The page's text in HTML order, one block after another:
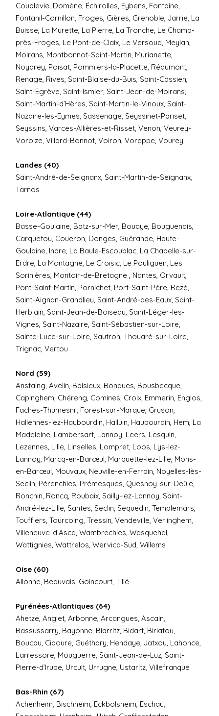
Coublevie, Domène, Échirolles, Eybens, Fontaine,
Fontanil-Cornillon, Froges, Gières, Grenoble, Jarrie, La
Buisse, La Murette, La Pierre, La Tronche, Le Champ-
près-Froges, Le Pont-de-Claix, Le Versoud, Meylan,
Moirans, Montbonnot-Saint-Martin, Murianette,
Noyarey, Poisat, Pommiers-la-Placette, Réaumont,
Renage, Rives, Saint-Blaise-du-Buis, Saint-Cassien,
Saint-Égrève, Saint-Ismier, Saint-Jean-de-Moirans,
Saint-Martin-d’Hères, Saint-Martin-le-Vinoux, Saint-
Nazaire-les-Eymes, Sassenage, Seyssinet-Pariset,
Seyssins, Varces-Allières-et-Risset, Venon, Veurey-
Voroize, Villard-Bonnot, Voiron, Voreppe, Vourey
Landes (40)
Saint-André-de-Seignanx, Saint-Martin-de-Seignanx,
Tarnos
Loire-Atlantique (44)
Basse-Goulaine, Batz-sur-Mer, Bouaye, Bouguenais,
Carquefou, Couëron, Donges, Guérande, Haute-
Goulaine, Indre, La Baule-Escoublac, La Chapelle-sur-
Erdre, La Montagne, Le Croisic, Le Pouliguen, Les
Sorinières, Montoir-de-Bretagne , Nantes, Orvault,
Pont-Saint-Martin, Pornichet, Port-Saint-Père, Rezé,
Saint-Aignan-Grandlieu, Saint-André-des-Eaux, Saint-
Herblain, Saint-Jean-de-Boiseau, Saint-Léger-les-
Vignes, Saint-Nazaire, Saint-Sébastien-sur-Loire,
Sainte-Luce-sur-Loire, Sautron, Thouaré-sur-Loire,
Trignac, Vertou
Nord (59)
Anstaing, Avelin, Baisieux, Bondues, Bousbecque,
Capinghem, Chéreng, Comines, Croix, Emmerin, Englos,
Faches-Thumesnil, Forest-sur-Marque, Gruson,
Hallennes-lez-Haubourdin, Halluin, Haubourdin, Hem, La
Madeleine, Lambersart, Lannoy, Leers, Lesquin,
Lezennes, Lille, Linselles, Lompret, Loos, Lys-lez-
Lannoy, Marcq-en-Barœul, Marquette-lez-Lille, Mons-
en-Barœul, Mouvaux, Neuville-en-Ferrain, Noyelles-lès-
Seclin, Pérenchies, Prémesques, Quesnoy-sur-Deûle,
Ronchin, Roncq, Roubaix, Sailly-lez-Lannoy, Saint-
André-lez-Lille, Santes, Seclin, Sequedin, Templemars,
Toufflers, Tourcoing, Tressin, Vendeville, Verlinghem,
Villeneuve-d’Ascq, Wambrechies, Wasquehal,
Wattignies, Wattrelos, Wervicq-Sud, Willems
Oise (60)
Allonne, Beauvais, Goincourt, Tillé
Pyrénées-Atlantiques (64)
Ahetze, Anglet, Arbonne, Arcangues, Ascain,
Bassussarry, Bayonne, Biarritz, Bidart, Biriatou,
Boucau, Ciboure, Guéthary, Hendaye, Jatxou, Lahonce,
Larressore, Mouguerre, Saint-Jean-de-Luz, Saint-
Pierre-d’Irube, Urcuit, Urrugne, Ustaritz, Villefranque
Bas-Rhin (67)
Achenheim, Bischheim, Eckbolsheim, Eschau,